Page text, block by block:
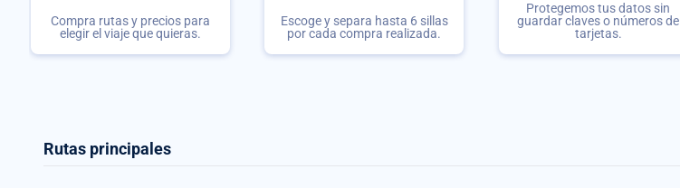
Compra rutas y precios para
elegir el viaje que quieras.
Escoge y separa hasta 6 sillas
por cada compra realizada.
Protegemos tus datos sin
guardar claves o números de
tarjetas.
Rutas principales